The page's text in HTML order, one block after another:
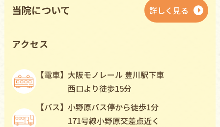
当院について 詳しく⾒る
アクセス
【電⾞】 ⼤阪モノレール 豊川駅下⾞
⻄⼝より徒歩15分
【バス】 ⼩野原バス停から徒歩1分
171号線⼩野原交差点近く